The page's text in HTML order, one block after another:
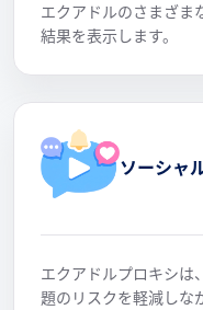
エクアドルのさまざま
結果を表示します。
ソーシャ
エクアドルプロキシは
題のリスクを軽減しな